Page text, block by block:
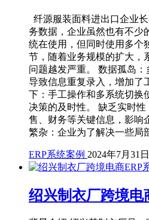
纤源服装面料进出口企业
务数据，企业虽然也有不少
统在使用，但同时使用多个
节，随着业务规模的扩大，
问题越发严重。 数据孤岛：
导致信息重复录入，增加了
下：手工操作和多系统切换
决策的及时性。 缺乏实时
售、财务等关键信息，影响
繁杂：企业为了解决一些
ERP系统案例 2024年7月31日
绍兴制衣厂跨境电